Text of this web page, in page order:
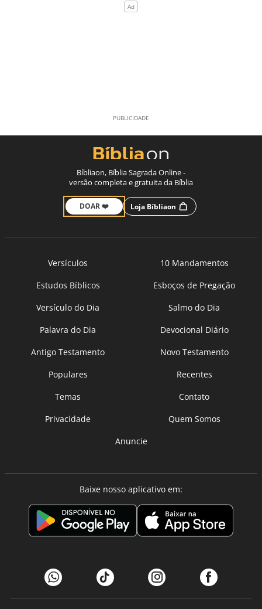
Bíbliaon, Bíblia Sagrada Online -
versão completa e gratuita da Bíblia
DOAR ❤️ Loja Bíbliaon
Versículos
10 Mandamentos
Estudos Bíblicos
Esboços de Pregação
Versículo do Dia
Salmo do Dia
Palavra do Dia
Devocional Diário
Antigo Testamento
Novo Testamento
Populares
Recentes
Temas
Contato
Privacidade
Quem Somos
Anuncie
Baixe nosso aplicativo em: